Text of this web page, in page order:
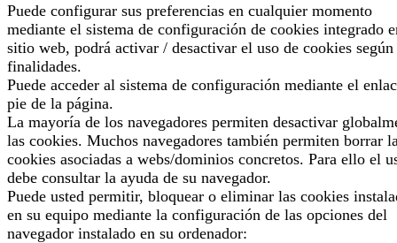
Puede configurar sus preferencias en cualquier momento
mediante el sistema de configuración de cookies integrado
sitio web, podrá activar / desactivar el uso de cookies según
finalidades.
Puede acceder al sistema de configuración mediante el
pie de la página.
La mayoría de los navegadores permiten desactivar
las cookies. Muchos navegadores también permiten borrar
cookies asociadas a webs/dominios concretos. Para ello el
debe consultar la ayuda de su navegador.
Puede usted permitir, bloquear o eliminar las cookies
en su equipo mediante la configuración de las opciones del
navegador instalado en su ordenador: